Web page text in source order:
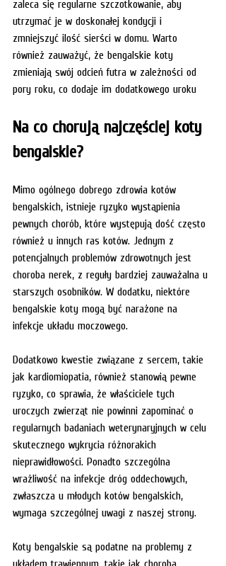
zaleca się regularne szczotkowanie, aby
utrzymać je w doskonałej kondycji i
zmniejszyć ilość sierści w domu. Warto
również zauważyć, że bengalskie koty
zmieniają swój odcień futra w zależności od
pory roku, co dodaje im dodatkowego uroku
Na co chorują najczęściej koty
bengalskie?
Mimo ogólnego dobrego zdrowia kotów
bengalskich, istnieje ryzyko wystąpienia
pewnych chorób, które występują dość często
również u innych ras kotów. Jednym z
potencjalnych problemów zdrowotnych jest
choroba nerek, z reguły bardziej zauważalna u
starszych osobników. W dodatku, niektóre
bengalskie koty mogą być narażone na
infekcje układu moczowego.
Dodatkowo kwestie związane z sercem, takie
jak kardiomiopatia, również stanowią pewne
ryzyko, co sprawia, że właściciele tych
uroczych zwierząt nie powinni zapominać o
regularnych badaniach weterynaryjnych w celu
skutecznego wykrycia różnorakich
nieprawidłowości. Ponadto szczególna
wrażliwość na infekcje dróg oddechowych,
zwłaszcza u młodych kotów bengalskich,
wymaga szczególnej uwagi z naszej strony.
Koty bengalskie są podatne na problemy z